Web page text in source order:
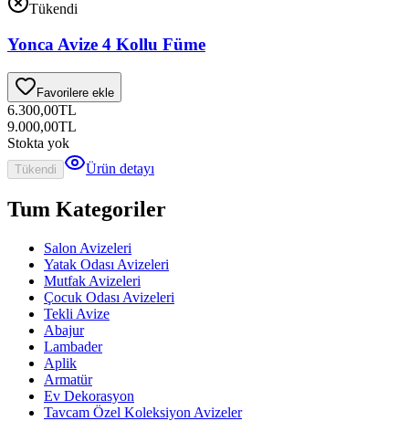
Tükendi
Yonca Avize 4 Kollu Füme
Favorilere ekle
6.300,00TL
9.000,00TL
Stokta yok
Tükendi Ürün detayı
Tum Kategoriler
Salon Avizeleri
Yatak Odası Avizeleri
Mutfak Avizeleri
Çocuk Odası Avizeleri
Tekli Avize
Abajur
Lambader
Aplik
Armatür
Ev Dekorasyon
Tavcam Özel Koleksiyon Avizeler